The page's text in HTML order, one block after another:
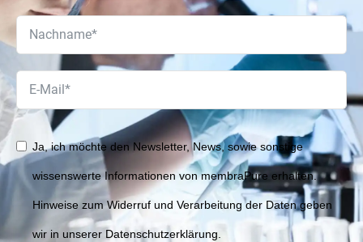
Ja, ich möchte den Newsletter, News, sowie sonstige
wissenswerte Informationen von membraPure erhalten.
Hinweise zum Widerruf und Verarbeitung der Daten geben
wir in unserer Datenschutzerklärung.